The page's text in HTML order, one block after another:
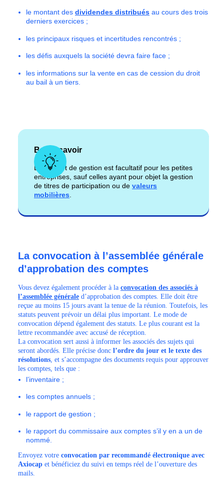
le montant des dividendes distribués au cours des trois
derniers exercices ;
les principaux risques et incertitudes rencontrés ;
les défis auxquels la société devra faire face ;
les informations sur la vente en cas de cession du droit
au bail à un tiers.
Bon à savoir
Le rapport de gestion est facultatif pour les petites
entreprises, sauf celles ayant pour objet la gestion
de titres de participation ou de valeurs
mobilières
La convocation à l’assemblée générale
d’approbation des comptes
Vous devez également procéder à la convocation des associés à
l’assemblée générale d’approbation des comptes. Elle doit être
reçue au moins 15 jours avant la tenue de la réunion. Toutefois, les
statuts peuvent prévoir un délai plus important. Le mode de
convocation dépend également des statuts. Le plus courant est la
lettre recommandée avec accusé de réception.
La convocation sert aussi à informer les associés des sujets qui
seront abordés. Elle précise donc l’ordre du jour et le texte des
résolutions , et s’accompagne des documents requis pour approuver
les comptes, tels que :
l’inventaire ;
les comptes annuels ;
le rapport de gestion ;
le rapport du commissaire aux comptes s’il y en a un de
nommé.
Envoyez votre convocation par recommandé électronique avec
Axiocap et bénéficiez du suivi en temps réel de l’ouverture des
mails.